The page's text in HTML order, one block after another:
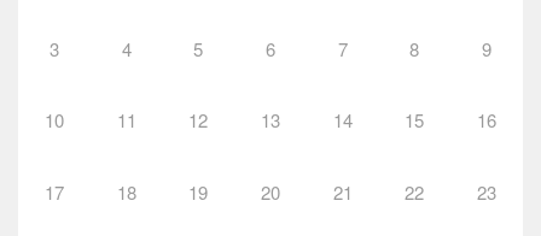
3 4 5 6 7 8 9
10 11 12 13 14 15 16
17 18 19 20 21 22 23